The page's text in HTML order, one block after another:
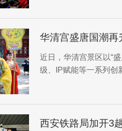
华清宫盛唐国潮再
约
近日，华清宫景区以“
级、IP赋能等一系列创